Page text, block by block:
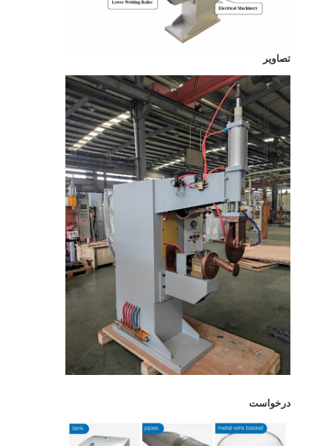
baidu
دستگاه جوش نقطه ای قابل حمل
دستگاه جوش نقطه ای ثابت
دستگاه جوش چند سر نقطه ای
دستگاه جوش دادن نقطه میز
دستگاه جوش نقطه ای دستی
دستگاه جوش تک طرفه
دستگاه جوش درز
تفنگ جوشکاری روباتیک
دستگاه جوش انتشاری
دستگاه جوش لیزری
تصاویر
درخواست